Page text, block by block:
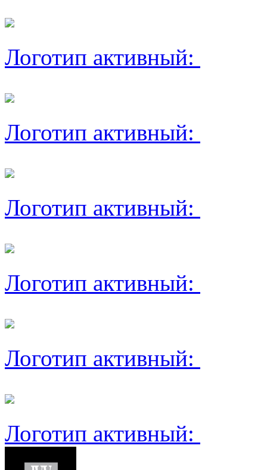
Логотип активный:
Логотип активный:
Логотип активный:
Логотип активный:
Логотип активный:
Логотип активный: